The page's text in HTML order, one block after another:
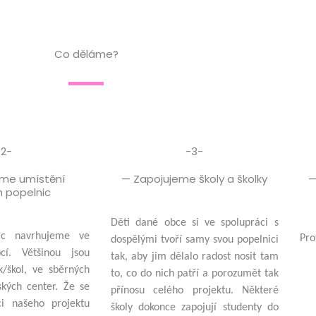
Co děláme?
umístění
popelnic
navrhujeme ve
Většinou jsou
škol, ve sběrných
center. Že se
našeho projektu
-3-
— Zapojujeme školy a školky
Děti dané obce si ve spolupráci s
dospělými tvoří samy svou popelnici
tak, aby jim dělalo radost nosit tam
to, co do nich patří a porozumět tak
přínosu celého projektu. Některé
školy dokonce zapojují studenty do